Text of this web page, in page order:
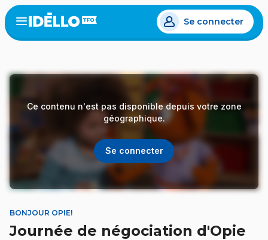
Aller
au
contenu
Open
menu
Se connecter
Ce contenu n'est pas disponible depuis votre zone
géographique.
Se connecter
BONJOUR OPIE!
Journée de négociation d'Opie